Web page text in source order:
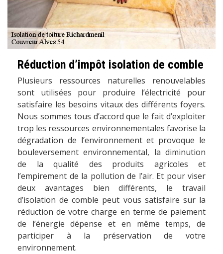
Réduction d’impôt isolation de comble
Plusieurs ressources naturelles renouvelables
sont utilisées pour produire l’électricité pour
satisfaire les besoins vitaux des différents foyers.
Nous sommes tous d’accord que le fait d’exploiter
trop les ressources environnementales favorise la
dégradation de l’environnement et provoque le
bouleversement environnemental, la diminution
de la qualité des produits agricoles et
l’empirement de la pollution de l’air. Et pour viser
deux avantages bien différents, le travail
d’isolation de comble peut vous satisfaire sur la
réduction de votre charge en terme de paiement
de l’énergie dépense et en même temps, de
participer à la préservation de votre
environnement.